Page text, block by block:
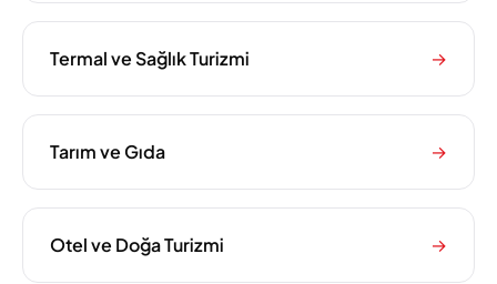
Termal ve Sağlık Turizmi →
Tarım ve Gıda →
Otel ve Doğa Turizmi →